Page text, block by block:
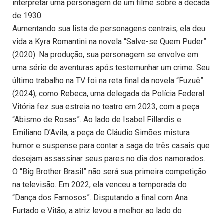
interpretar uma personagem de um filme sobre a década
de 1930.
Aumentando sua lista de personagens centrais, ela deu
vida a Kyra Romantini na novela “Salve-se Quem Puder”
(2020). Na produção, sua personagem se envolve em
uma série de aventuras após testemunhar um crime. Seu
último trabalho na TV foi na reta final da novela “Fuzuê”
(2024), como Rebeca, uma delegada da Polícia Federal.
Vitória fez sua estreia no teatro em 2023, com a peça
“Abismo de Rosas”. Ao lado de Isabel Fillardis e
Emiliano D’Avila, a peça de Cláudio Simões mistura
humor e suspense para contar a saga de três casais que
desejam assassinar seus pares no dia dos namorados.
O “Big Brother Brasil” não será sua primeira competição
na televisão. Em 2022, ela venceu a temporada do
“Dança dos Famosos”. Disputando a final com Ana
Furtado e Vitão, a atriz levou a melhor ao lado do